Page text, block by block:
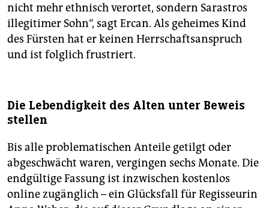
nicht mehr ethnisch verortet, sondern Sarastros
illegitimer Sohn“, sagt Ercan. Als geheimes Kind
des Fürsten hat er keinen Herrschaftsanspruch
und ist folglich frustriert.
Die Lebendigkeit des Alten unter Beweis
stellen
Bis alle problematischen Anteile getilgt oder
abgeschwächt waren, vergingen sechs Monate. Die
endgültige Fassung ist inzwischen kostenlos
online zugänglich – ein Glücksfall für Regisseurin